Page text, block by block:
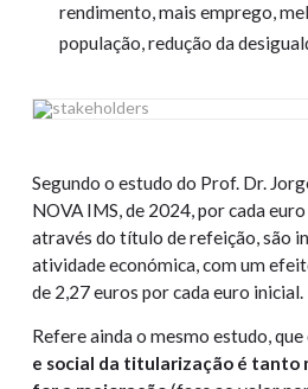
rendimento, mais emprego,
população, redução da
Segundo o estudo do Prof. Dr.
NOVA IMS, de 2024, por cada
através do título de refeição, são
atividade económica, com um
de 2,27 euros por cada euro inicial.
Refere ainda o mesmo estudo, que
e social da titularização é tanto